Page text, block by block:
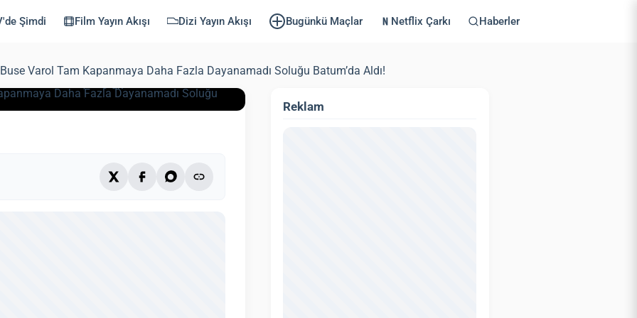
Şimdi Film Yayın Akışı Dizi Yayın Akışı Bugünkü Maçlar Netflix Çarkı Haberler
Varol Tam Kapanmaya Daha Fazla Dayanamadı Soluğu Batum’da Aldı!
Batum’da
3 dk
Reklam